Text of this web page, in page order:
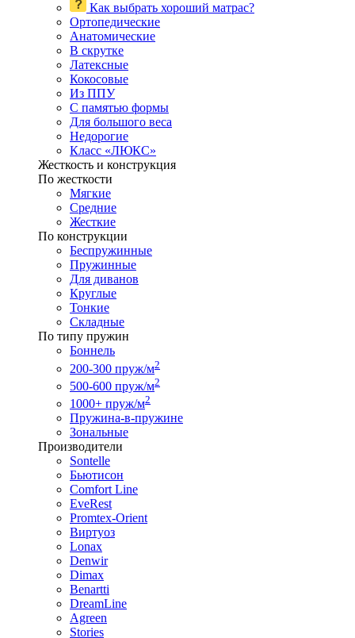
Как выбрать хороший матрас?
Ортопедические
Анатомические
В скрутке
Латексные
Кокосовые
Из ППУ
С памятью формы
Для большого веса
Недорогие
Класс «ЛЮКС»
Жесткость и конструкция
По жесткости
Мягкие
Средние
Жесткие
По конструкции
Беспружинные
Пружинные
Для диванов
Круглые
Тонкие
Складные
По типу пружин
Боннель
200-300 пруж/м2
500-600 пруж/м2
1000+ пруж/м2
Пружина-в-пружине
Зональные
Производители
Sontelle
Бьютисон
Comfort Line
EveRest
Promtex-Orient
Виртуоз
Lonax
Denwir
Dimax
Benartti
DreamLine
Agreen
Stories